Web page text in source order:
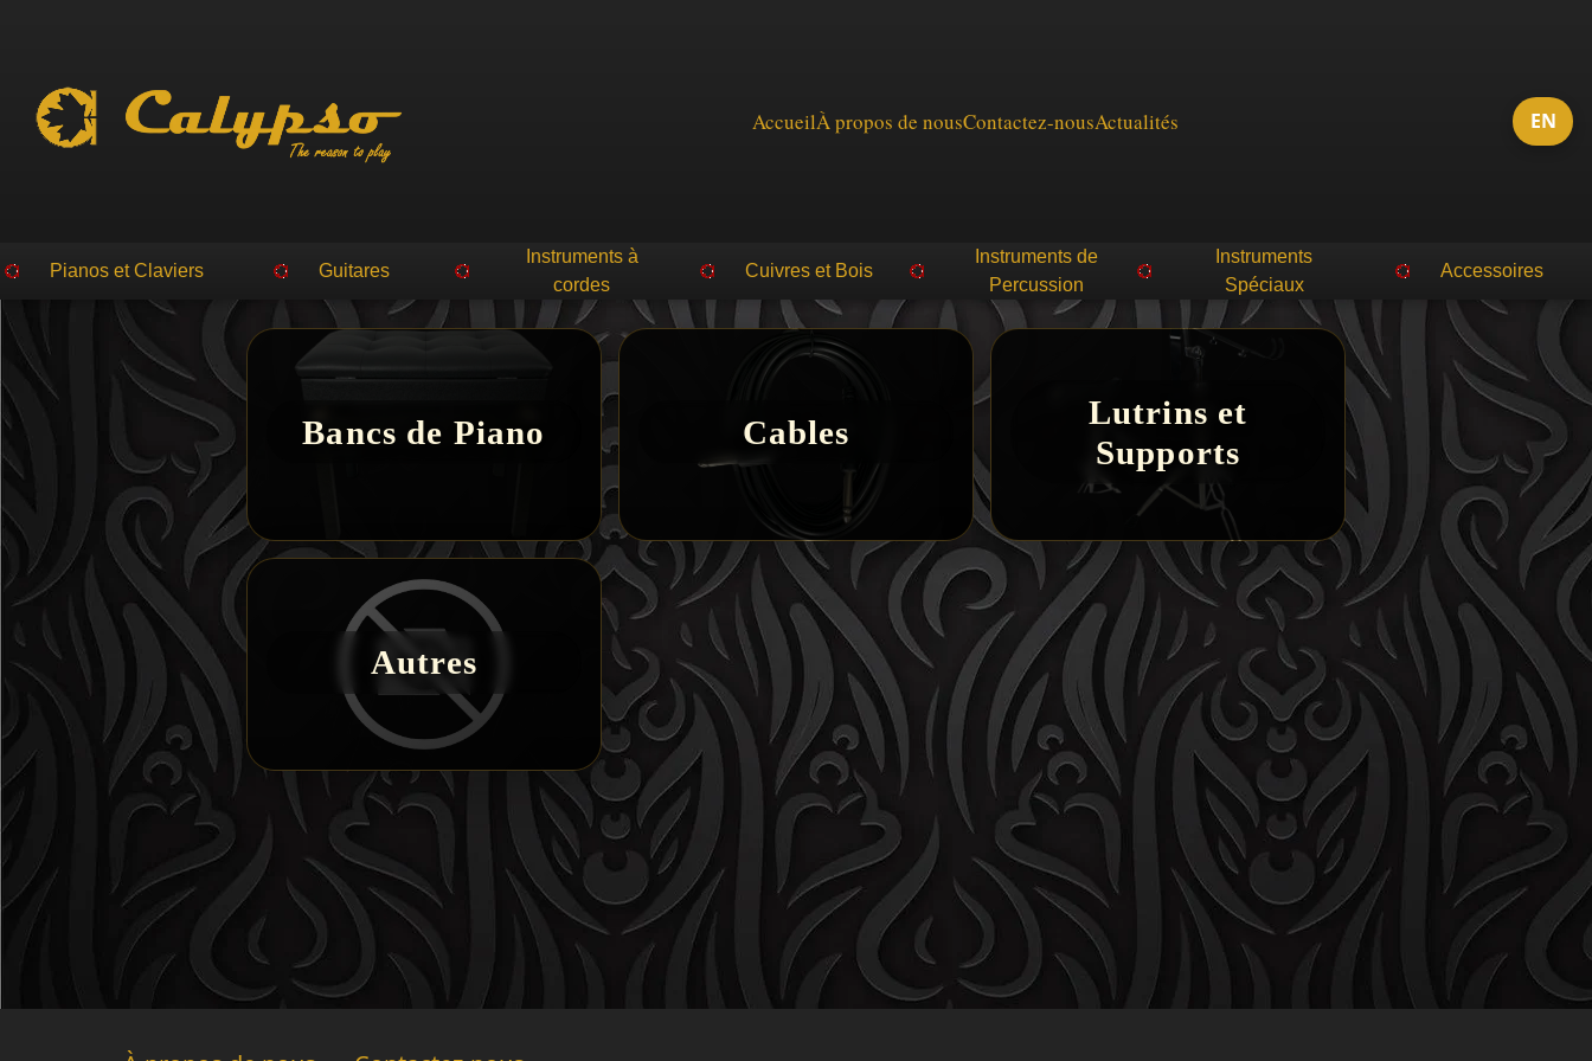
AccueilÀ propos de nousContactez-nousActualités EN
Pianos et Claviers Guitares
Instruments à
cordes
Cuivres et Bois
Instruments de
Percussion
Instruments
Spéciaux
Accessoires
Bancs de Piano Cables
Lutrins et
Supports
Autres